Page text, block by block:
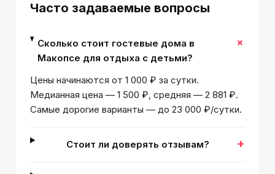
Часто задаваемые вопросы
Сколько стоит гостевые дома в
Макопсе для отдыха с детьми?
+
Цены начинаются от 1 000 ₽ за сутки.
Медианная цена — 1 500 ₽, средняя — 2 881 ₽.
Самые дорогие варианты — до 23 000 ₽/сутки.
Стоит ли доверять отзывам? +